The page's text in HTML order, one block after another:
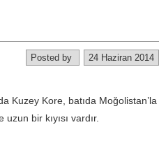
24 Haziran 2014
Posted by
Kuzey Ko­re, batıda Moğolistan’la
bir kıyısı vardır.